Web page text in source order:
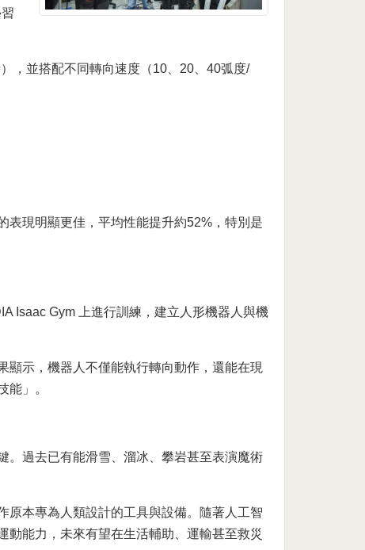
，並搭配不同轉向速度（10、20、40弧度/
表現明顯更佳，平均性能提升約52%，特別是
Isaac Gym 上進行訓練，建立人形機器人與機
顯示，機器人不僅能執行轉向動作，還能在現
能」。
。過去已有能滑雪、溜冰、攀岩甚至表演魔術
原本專為人類設計的工具與設備。隨著人工智
能力，未來有望在生活輔助、運輸甚至救災